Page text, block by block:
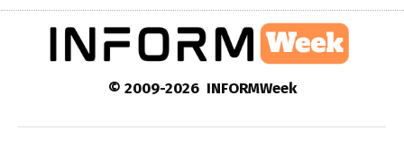
© 2009-2026 INFORMWeek